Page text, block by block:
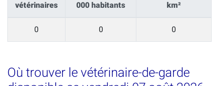
vétérinaires
000 habitants
km²
0 0 0
Où trouver le vétérinaire-de-garde